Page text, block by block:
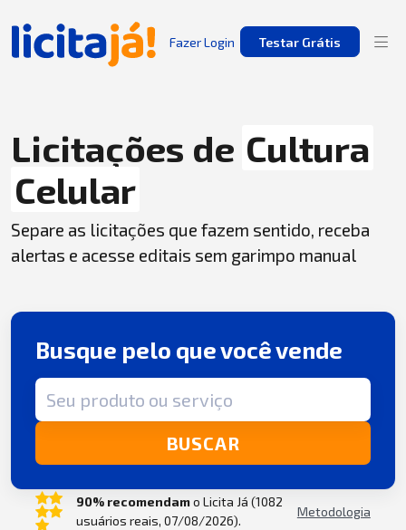
Fazer Login Testar Grátis
Licitações de Cultura
Celular
Separe as licitações que fazem sentido, receba
alertas e acesse editais sem garimpo manual
Busque pelo que você vende
Termo de busca
BUSCAR
90% recomendamo Licita Já (1082
usuários reais, 07/08/2026).
Metodologia